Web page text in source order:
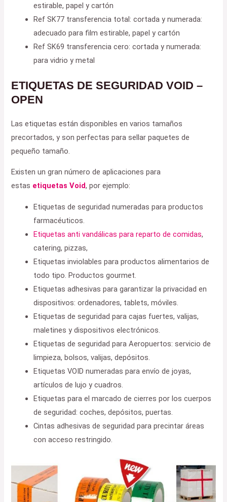
estirable, papel y cartón
Ref SK77 transferencia total: cortada y numerada:
adecuado para film estirable, papel y cartón
Ref SK69 transferencia cero: cortada y numerada:
para vidrio y metal
ETIQUETAS DE SEGURIDAD VOID –
OPEN
Las etiquetas están disponibles en varios tamaños
precortados, y son perfectas para sellar paquetes de
pequeño tamaño.
Existen un gran número de aplicaciones para
estas etiquetas Void, por ejemplo:
Etiquetas de seguridad numeradas para productos
farmacéuticos.
Etiquetas anti vandálicas para reparto de comidas,
catering, pizzas,
Etiquetas inviolables para productos alimentarios de
todo tipo. Productos gourmet.
Etiquetas adhesivas para garantizar la privacidad en
dispositivos: ordenadores, tablets, móviles.
Etiquetas de seguridad para cajas fuertes, valijas,
maletines y dispositivos electrónicos.
Etiquetas de seguridad para Aeropuertos: servicio de
limpieza, bolsos, valijas, depósitos.
Etiquetas VOID numeradas para envío de joyas,
artículos de lujo y cuadros.
Etiquetas para el marcado de cierres por los cuerpos
de seguridad: coches, depósitos, puertas.
Cintas adhesivas de seguridad para precintar áreas
con acceso restringido.